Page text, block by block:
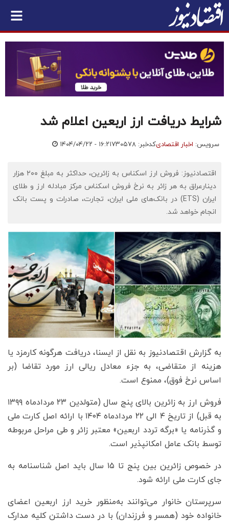
شرایط دریافت ارز اربعین اعلام شد
سرویس: اخبار اقتصادیکدخبر: ۷۳۰۵۷۸ ۱۴۰۴/۰۴/۲۲ - ۱۶:۲۱
اقتصادنیوز: فروش ارز اسکناس به زائرین، حداکثر به مبلغ ۲۰۰ هزار
دینارعراق به هر زائر به نرخ فروش اسکناس مرکز مبادله ارز و طلای
ایران (ETS) در بانک‌های ملی ایران، تجارت، صادرات و پست بانک
انجام خواهد شد.
به گزارش اقتصادنیوز به نقل از ایسنا، دریافت هرگونه کارمزد یا
هزینه از متقاضی، به جزء معادل ریالی ارز مورد تقاضا (بر
اساس نرخ فوق)، ممنوع است.
‌فروش ارز به زائرین بالای پنج سال (متولدین ۲۳ مردادماه ۱۳۹۹
به قبل) از تاریخ ۴ الی ۲۲‌ مردادماه ۱۴۰۴ با ارائه اصل کارت ملی
و گذرنامه یا «برگه تردد اربعین» معتبر زائر و طی مراحل مربوطه
توسط بانک عامل امکانپذیر است.
در خصوص زائرین بین پنج تا ۱۵ سال باید اصل شناسنامه به
جای کارت ملی ارائه شود.
‌سرپرستان خانوار می‌توانند به‌منظور خرید ارز اربعین اعضای
خانواده خود (همسر و فرزندان) با در دست داشتن کلیه مدارک